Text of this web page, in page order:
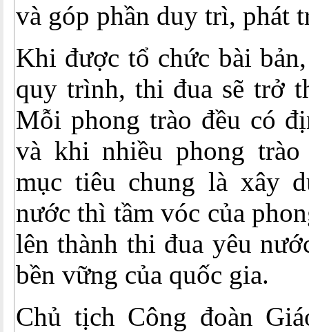
và góp phần duy trì, phát
Khi được tổ chức bài
quy trình, thi đua sẽ trở
Mỗi phong trào đều có
và khi nhiều phong
mục tiêu chung là xây
nước thì tầm vóc của
lên thành thi đua yêu
bền vững của quốc gia.
Chủ tịch Công đoàn